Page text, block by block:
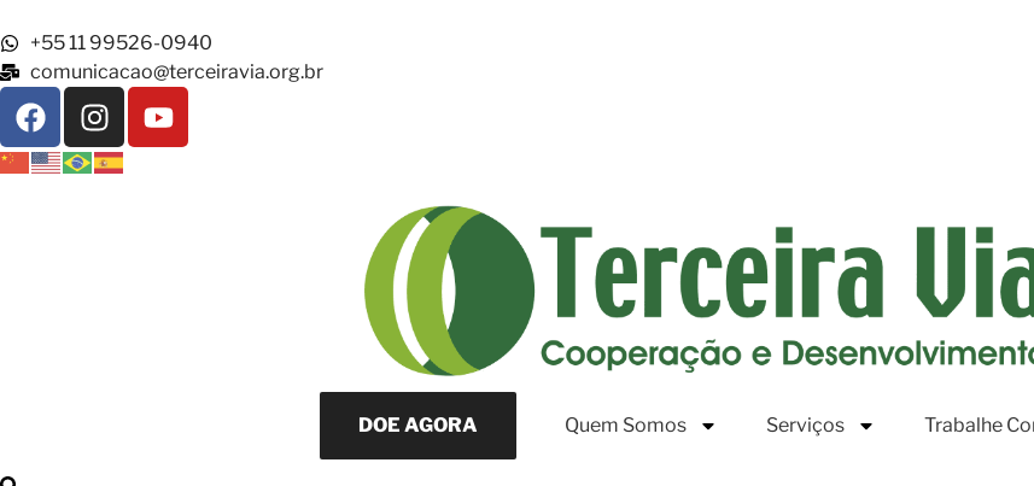
+55 11 99526-0940
comunicacao@terceiravia.org.br
DOE AGORA Quem Somos Serviços Trabalhe